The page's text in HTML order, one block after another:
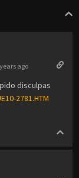
ago
disculpas
2781.HTM